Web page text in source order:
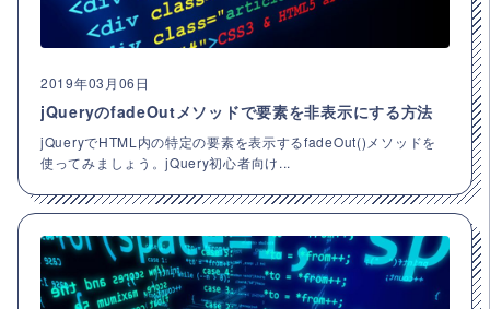
2019年03月06日
jQueryのfadeOutメソッドで要素を非表示にする方法
jQueryでHTML内の特定の要素を表示するfadeOut()メソッドを
使ってみましょう。jQuery初心者向け...